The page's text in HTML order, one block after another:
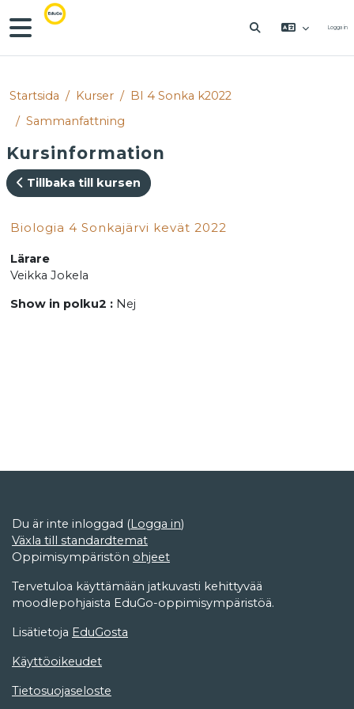
Gå direkt till huvudinnehåll
Sidopanel
VÄXLA Logga in
Startsida Kurser
BI 4 Sonka k2022
Sammanfattning
Kursinformation
Tillbaka till kursen
Biologia 4 Sonkajärvi kevät 2022
Lärare
Veikka Jokela
Show in polku2 : Nej
Du är inte inloggad (Logga in)
Växla till standardtemat
Oppimisympäristön ohjeet
Tervetuloa käyttämään jatkuvasti kehittyvää
moodlepohjaista EduGo-oppimisympäristöä.
Lisätietoja EduGosta
Käyttöoikeudet
Tietosuojaseloste